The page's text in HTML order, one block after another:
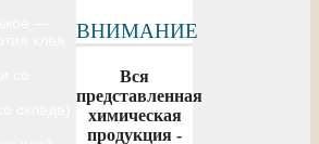
ВНИМАНИЕ
Вся
представленная
химическая
продукция -